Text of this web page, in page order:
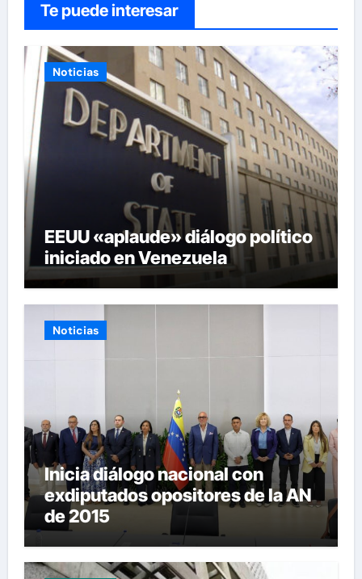
Te puede interesar
Noticias
EEUU «aplaude» diálogo político
iniciado en Venezuela
Noticias
Inicia diálogo nacional con
exdiputados opositores de la AN
de 2015